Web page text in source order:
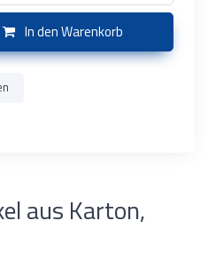
In den Warenkorb
aus Karton,